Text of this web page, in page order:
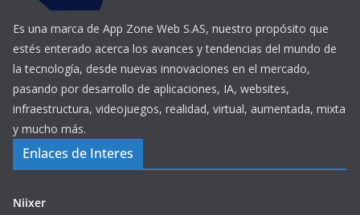
Es una marca de App Zone Web S.AS, nuestro propósito que
estés enterado acerca los avances y tendencias del mundo de
la tecnología, desde nuevas innovaciones en el mercado,
pasando por desarrollo de aplicaciones, IA, websites,
infraestructura, videojuegos, realidad, virtual, aumentada, mixta
y mucho más.
Enlaces de Interes
Niixer